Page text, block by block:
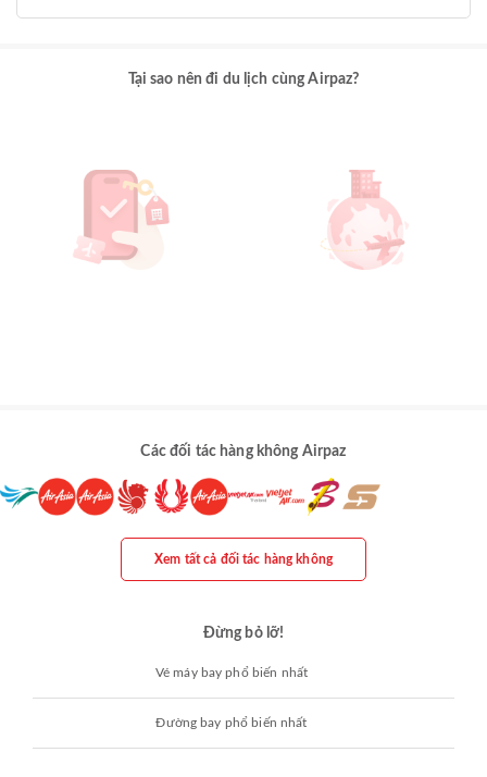
Tại sao nên đi du lịch cùng Airpaz?
Các đối tác hàng không Airpaz
Xem tất cả đối tác hàng không
Đừng bỏ lỡ!
Vé máy bay phổ biến nhất
Đường bay phổ biến nhất